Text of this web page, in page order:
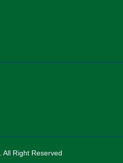
All Right Reserved